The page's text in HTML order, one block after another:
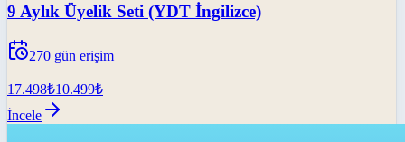
9 Aylık Üyelik Seti (YDT İngilizce)
270 gün erişim
17.498₺10.499₺
İncele